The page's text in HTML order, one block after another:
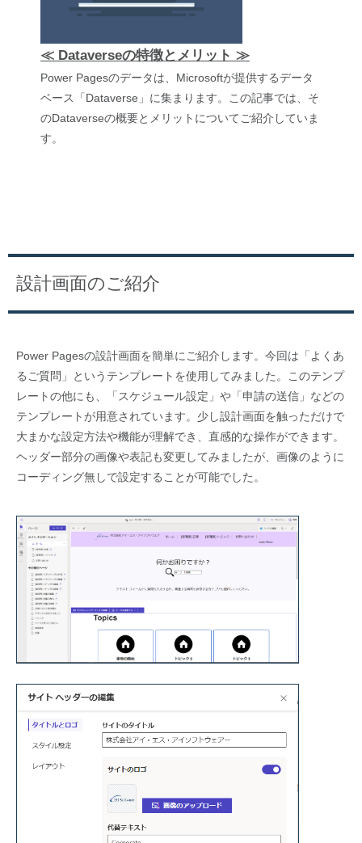
≪ Dataverseの特徴とメリット ≫
Power Pagesのデータは、Microsoftが提供するデータ
ベース「Dataverse」に集まります。この記事では、そ
のDataverseの概要とメリットについてご紹介していま
す。
設計画面のご紹介
Power Pagesの設計画面を簡単にご紹介します。今回は「よくあ
るご質問」というテンプレートを使用してみました。このテンプ
レートの他にも、「スケジュール設定」や「申請の送信」などの
テンプレートが用意されています。少し設計画面を触っただけで
大まかな設定方法や機能が理解でき、直感的な操作ができます。
ヘッダー部分の画像や表記も変更してみましたが、画像のように
コーディング無しで設定することが可能でした。